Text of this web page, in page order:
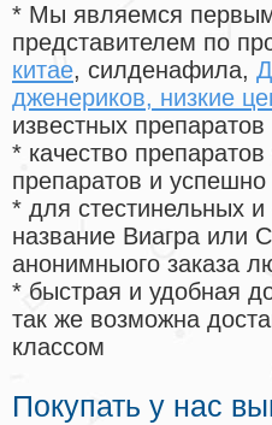
* Мы являемся первым
представителем по
китае, силденафила,
дженериков, низкие
известных препаратов
* качество
препаратов и
* для стестинельных
название Виагра или
анонимныого заказа
* быстрая и удобная
так же возможна
классом
Покупать у нас